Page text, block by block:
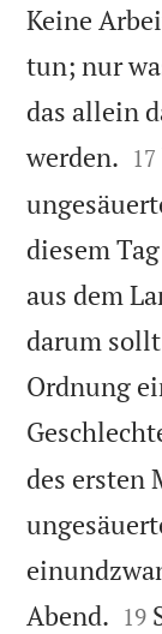
Keine
tun; nur
das allein
werden. 

17
diesem
aus dem
darum
Ordnung
des ersten
Abend. 

19